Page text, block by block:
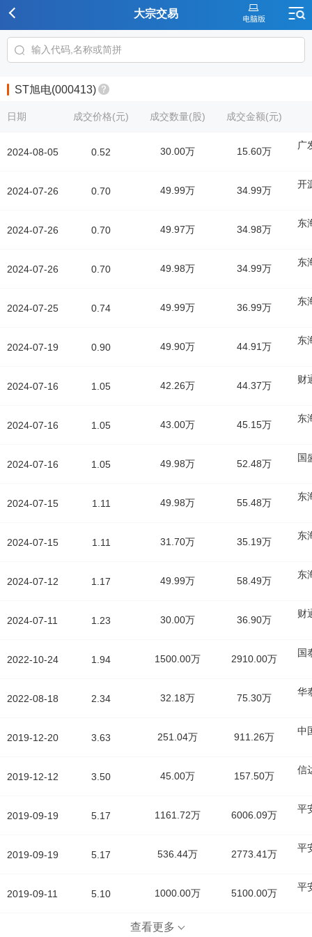
大宗交易
ST旭电(000413)
日期
2024-08-05
2024-07-26
2024-07-26
2024-07-26
2024-07-25
2024-07-19
2024-07-16
2024-07-16
2024-07-16
2024-07-15
2024-07-15
2024-07-12
2024-07-11
2022-10-24
2022-08-18
2019-12-20
2019-12-12
2019-09-19
2019-09-19
2019-09-11
成交价格(元) 成交数量(股) 成交金额(元)
0.52 30.00万 15.60万
广
0.70 49.99万 34.99万
开
0.70 49.97万 34.98万
东
0.70 49.98万 34.99万
东
0.74 49.99万 36.99万
东
0.90 49.90万 44.91万
东
1.05 42.26万 44.37万
财
1.05 43.00万 45.15万
东
1.05 49.98万 52.48万
国
1.11 49.98万 55.48万
东
1.11 31.70万 35.19万
东
1.17 49.99万 58.49万
东
1.23 30.00万 36.90万
财
1.94 1500.00万 2910.00万
国
2.34 32.18万 75.30万
华
3.63 251.04万 911.26万
中
3.50 45.00万 157.50万
信
5.17 1161.72万 6006.09万
平
5.17 536.44万 2773.41万
平
5.10 1000.00万 5100.00万
平
查看更多